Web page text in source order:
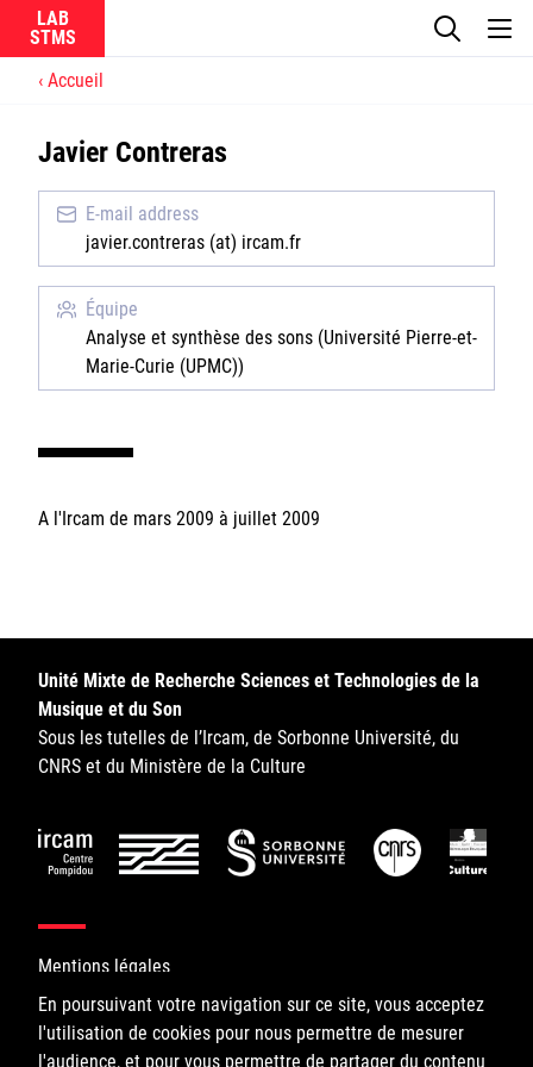
LAB
Ircam
CNRS
Rester informé
Offres d'emplois/stages
La recherche
Actualités
Équipes
Accueil
Javier Contreras
E-mail address
javier.contreras (at) ircam.fr
Équipe
Analyse et synthèse des sons (Université Pierre-et-
Marie-Curie (UPMC))
A l'Ircam de mars 2009 à juillet 2009
En poursuivant votre navigation sur ce site, vous acceptez
l'utilisation de cookies pour nous permettre de mesurer
l'audience, et pour vous permettre de partager du contenu
Unité Mixte de Recherche Sciences et Technologies de la
Musique et du Son
Sous les tutelles de l’Ircam, de Sorbonne Université, du
CNRS et du Ministère de la Culture
Mentions légales
©IRCAM, 2026. All Rights Reserved.